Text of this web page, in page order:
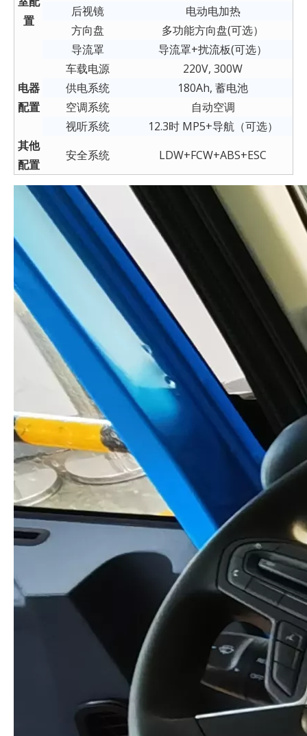
置
后视镜
电动电加热
方向盘
多功能方向盘(可选）
导流罩
导流罩+扰流板(可选）
电器
配置
车载电源
220V, 300W
供电系统
180Ah, 蓄电池
空调系统
自动空调
视听系统
12.3时 MP5+导航（可选）
其他
配置
安全系统 LDW+FCW+ABS+ESC